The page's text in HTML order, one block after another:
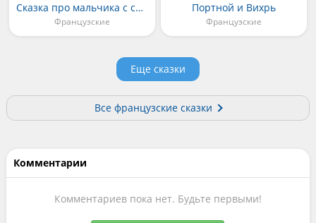
Сказка про мальчика с сапожок
Французские
Портной и Вихрь
Французские
Еще сказки
Все французские сказки
Комментарии
Комментариев пока нет. Будьте первыми!